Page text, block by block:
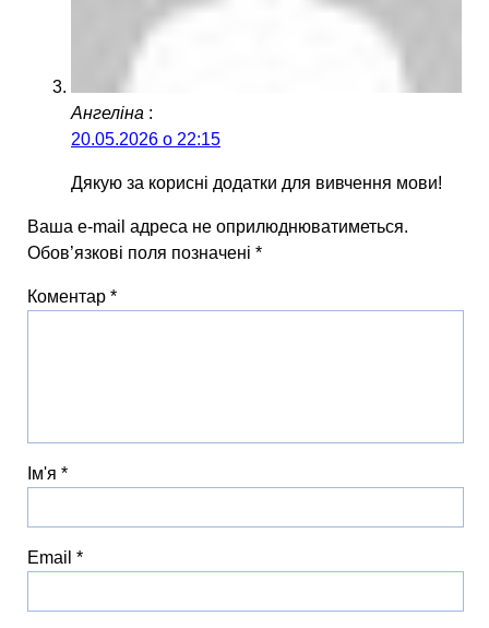
Ангеліна :
20.05.2026 о 22:15
Дякую за корисні додатки для вивчення мови!
Ваша e-mail адреса не оприлюднюватиметься.
Обов’язкові поля позначені *
Коментар *
Ім'я *
Email *